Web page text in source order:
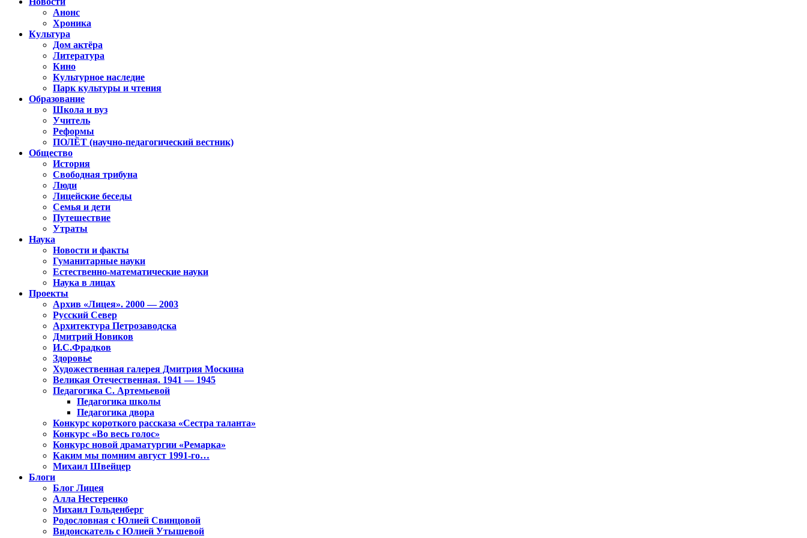
Анонс
Хроника
Культура
Дом актёра
Литература
Кино
Культурное наследие
Парк культуры и чтения
Образование
Школа и вуз
Учитель
Реформы
ПОЛЁТ (научно-педагогический вестник)
Общество
История
Свободная трибуна
Люди
Лицейские беседы
Семья и дети
Путешествие
Утраты
Наука
Новости и факты
Гуманитарные науки
Естественно-математические науки
Наука в лицах
Проекты
Архив «Лицея». 2000 — 2003
Русский Север
Архитектура Петрозаводска
Дмитрий Новиков
И.С.Фрадков
Здоровье
Художественная галерея Дмитрия Москина
Великая Отечественная. 1941 — 1945
Педагогика С. Артемьевой
Педагогика школы
Педагогика двора
Конкурс короткого рассказа «Сестра таланта»
Конкурс «Во весь голос»
Конкурс новой драматургии «Ремарка»
Каким мы помним август 1991-го…
Михаил Швейцер
Блоги
Блог Лицея
Алла Нестеренко
Михаил Гольденберг
Родословная с Юлией Свинцовой
Видоискатель с Юлией Утышевой